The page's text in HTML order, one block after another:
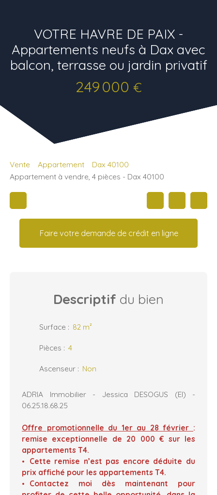
VOTRE HAVRE DE PAIX -
Appartements neufs à Dax avec
balcon, terrasse ou jardin privatif
249 000 €
Vente Appartement
Dax 40100
Appartement à vendre, 4 pièces - Dax 40100
Faire votre demande de crédit en ligne
Descriptif du bien
Surface : 82 m²
Pièces : 4
Ascenseur : Non
ADRIA Immobilier - Jessica DESOGUS (EI) -
06.25.18.68.25
Offre promotionnelle du 1er au 28 février :
remise exceptionnelle de 20 000 € sur les
appartements T4.
Cette remise n’est pas encore déduite du
prix affiché pour les appartements T4.
Contactez moi dès maintenant pour